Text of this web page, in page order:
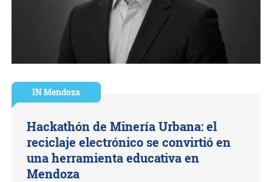
IN Mendoza
Hackathón de Minería Urbana: el
reciclaje electrónico se convirtió en
una herramienta educativa en
Mendoza